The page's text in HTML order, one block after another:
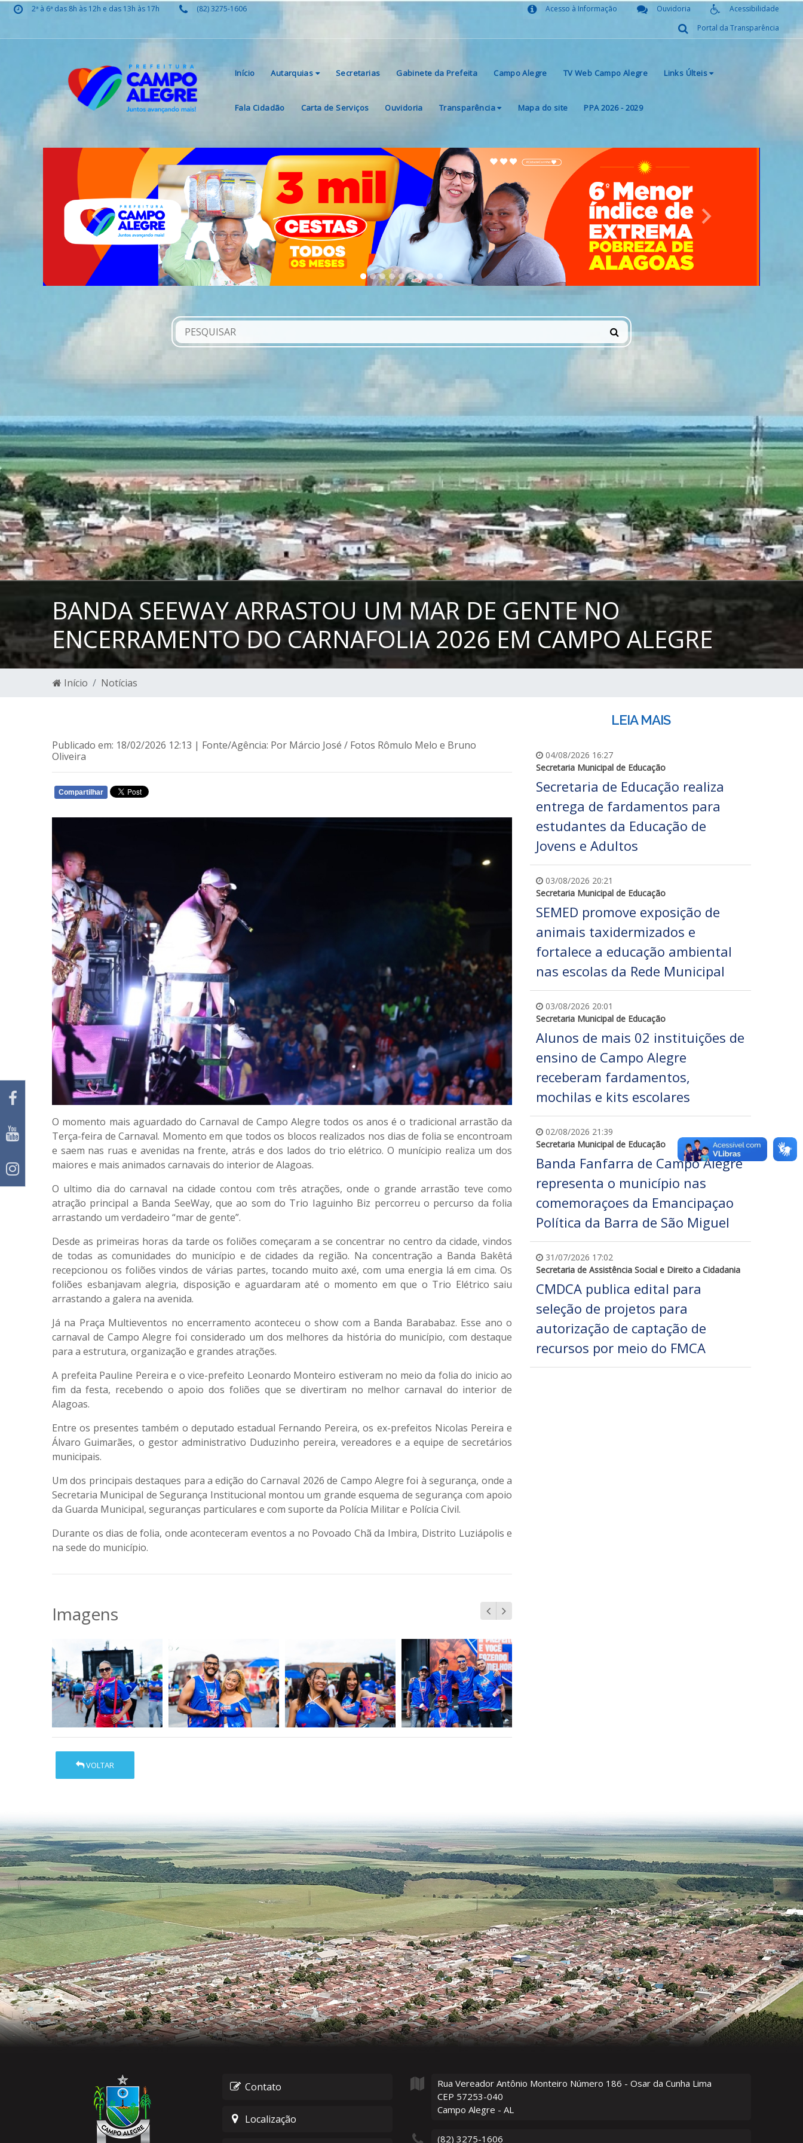
2ª à 6ª das 8h às 12h e das 13h às 17h (82) 3275-1606 Acessibilidade
Ouvidoria
Acesso à Informação
Portal da Transparência
Início Autarquias Secretarias Gabinete da Prefeita Campo Alegre TV Web Campo Alegre Links Últeis
Fala Cidadão Carta de Serviços Ouvidoria Transparência Mapa do site PPA 2026 - 2029
Previous Next
BANDA SEEWAY ARRASTOU UM MAR DE GENTE NO
ENCERRAMENTO DO CARNAFOLIA 2026 EM CAMPO ALEGRE
Início Notícias
Publicado em: 18/02/2026 12:13 | Fonte/Agência: Por Márcio José / Fotos Rômulo Melo e Bruno
Oliveira
Compartilhar
O momento mais aguardado do Carnaval de Campo Alegre todos os anos é o tradicional arrastão da
Terça-feira de Carnaval. Momento em que todos os blocos realizados nos dias de folia se encontroam
e saem nas ruas e avenidas na frente, atrás e dos lados do trio elétrico. O munícipio realiza um dos
maiores e mais animados carnavais do interior de Alagoas.
O ultimo dia do carnaval na cidade contou com três atrações, onde o grande arrastão teve como
atração principal a Banda SeeWay, que ao som do Trio Iaguinho Biz percorreu o percurso da folia
arrastando um verdadeiro “mar de gente”.
Desde as primeiras horas da tarde os foliões começaram a se concentrar no centro da cidade, vindos
de todas as comunidades do município e de cidades da região. Na concentração a Banda Bakêtá
recepcionou os foliões vindos de várias partes, tocando muito axé, com uma energia lá em cima. Os
foliões esbanjavam alegria, disposição e aguardaram até o momento em que o Trio Elétrico saiu
arrastando a galera na avenida.
Já na Praça Multieventos no encerramento aconteceu o show com a Banda Barababaz. Esse ano o
carnaval de Campo Alegre foi considerado um dos melhores da história do município, com destaque
para a estrutura, organização e grandes atrações.
A prefeita Pauline Pereira e o vice-prefeito Leonardo Monteiro estiveram no meio da folia do inicio ao
fim da festa, recebendo o apoio dos foliões que se divertiram no melhor carnaval do interior de
Alagoas.
Entre os presentes também o deputado estadual Fernando Pereira, os ex-prefeitos Nicolas Pereira e
Álvaro Guimarães, o gestor administrativo Duduzinho pereira, vereadores e a equipe de secretários
municipais.
Um dos principais destaques para a edição do Carnaval 2026 de Campo Alegre foi à segurança, onde a
Secretaria Municipal de Segurança Institucional montou um grande esquema de segurança com apoio
da Guarda Municipal, seguranças particulares e com suporte da Polícia Militar e Polícia Civil.
Durante os dias de folia, onde aconteceram eventos a no Povoado Chã da Imbira, Distrito Luziápolis e
na sede do município.
Imagens
VOLTAR
LEIA MAIS
04/08/2026 16:27
Secretaria Municipal de Educação
Secretaria de Educação realiza
entrega de fardamentos para
estudantes da Educação de
Jovens e Adultos
03/08/2026 20:21
Secretaria Municipal de Educação
SEMED promove exposição de
animais taxidermizados e
fortalece a educação ambiental
nas escolas da Rede Municipal
03/08/2026 20:01
Secretaria Municipal de Educação
Alunos de mais 02 instituições de
ensino de Campo Alegre
receberam fardamentos,
mochilas e kits escolares
02/08/2026 21:39
Secretaria Municipal de Educação
Banda Fanfarra de Campo Alegre
representa o município nas
comemoraçoes da Emancipaçao
Política da Barra de São Miguel
31/07/2026 17:02
Secretaria de Assistência Social e Direito a Cidadania
CMDCA publica edital para
seleção de projetos para
autorização de captação de
recursos por meio do FMCA
Contato
Localização
Rua Vereador Antônio Monteiro Número 186 - Osar da Cunha Lima
CEP 57253-040
Campo Alegre - AL
(82) 3275-1606